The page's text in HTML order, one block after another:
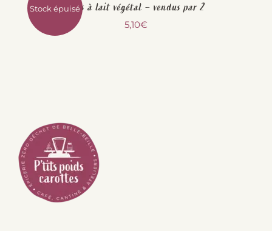
Stock épuiséSacs à lait végétal – vendus par 2
5,10€